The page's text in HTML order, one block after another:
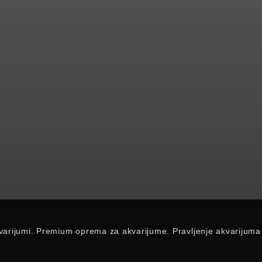
Premium oprema za akvarijume. Pravljenje akvarijuma